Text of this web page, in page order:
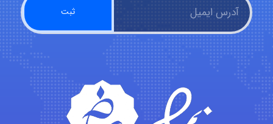
hosein abdolvand
Kati